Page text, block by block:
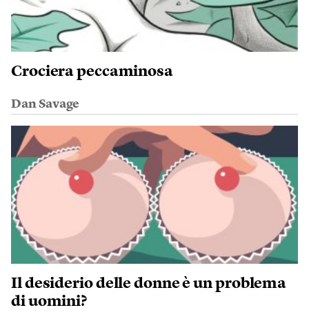
Crociera peccaminosa
Dan Savage
Il desiderio delle donne è un problema
di uomini?